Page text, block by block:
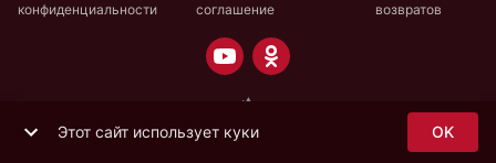
конфиденциальности
соглашение
возвратов
Этот сайт использует куки OK